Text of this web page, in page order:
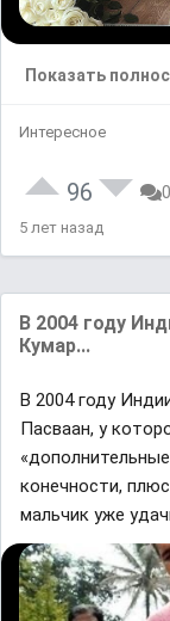
Показать
Интересное
96
5 лет назад
В 2004 году
Кумар...
В 2004 году
Пасваан, у
конечности,
мальчик уже